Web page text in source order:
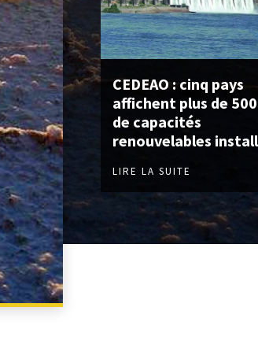
CEDEAO : cinq pays
affichent plus de
de capacités
renouvelables
LIRE LA SUITE